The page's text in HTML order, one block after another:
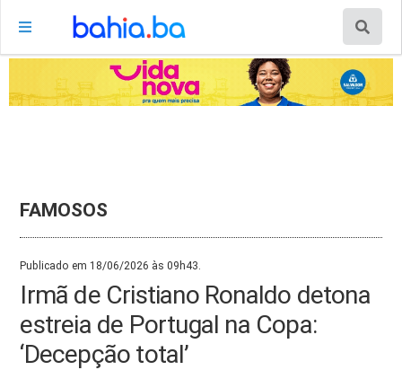
FAMOSOS
Publicado em 18/06/2026 às 09h43.
Irmã de Cristiano Ronaldo detona
estreia de Portugal na Copa:
‘Decepção total’